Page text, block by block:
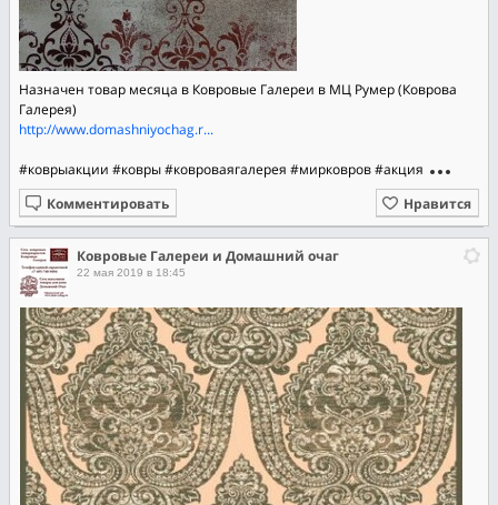
Назначен товар месяца в Ковровые Галереи в МЦ Румер (Коврова
Галерея)
http://www.domashniyochag.r...
#коврыакции #ковры#ковроваягалерея #мирковров#акция
Нравится
Комментировать
Ковровые Галереи и Домашний очаг
22 мая 2019 в 18:45